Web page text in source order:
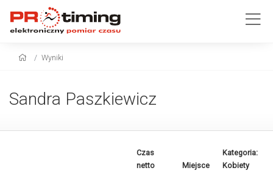
Wyniki
Sandra Paszkiewicz
Czas
netto
Miejsce
Kategoria:
Kobiety